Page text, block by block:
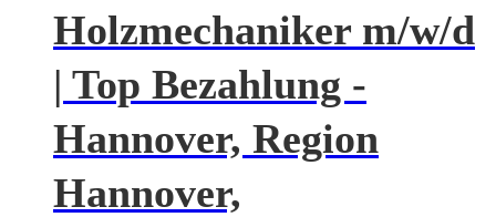
Holzmechaniker m/w/d
| Top Bezahlung -
Hannover, Region
Hannover,